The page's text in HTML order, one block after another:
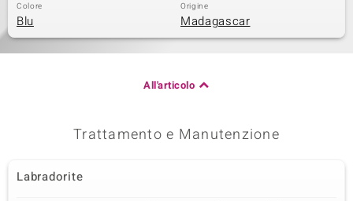
Colore
Blu
Origine
Madagascar
All'articolo
Trattamento e Manutenzione
Labradorite